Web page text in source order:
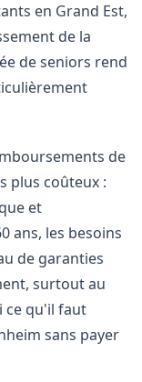
en Grand Est,
de la
de seniors rend
de
plus coûteux :
et
ans, les besoins
de garanties
surtout au
ce qu'il faut
sans payer